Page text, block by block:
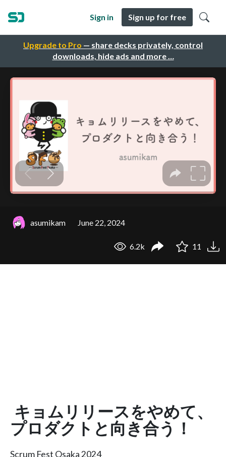
Upgrade to Pro — share decks privately, control
downloads, hide ads and more …
Sign in Sign up for free
asumikam June 22, 2024
6.2k 11
キョムリリースをやめて、
プロダクトと向き合う！
Scrum Fest Osaka 2024